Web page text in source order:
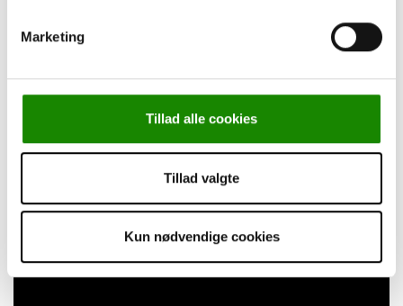
Marketing
Tillad alle cookies
Tillad valgte
Kun nødvendige cookies